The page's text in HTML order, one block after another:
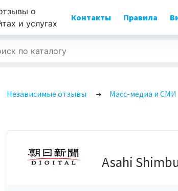
о
и услугах
Контакты Правила
Независимые отзывы Масс-медиа и СМИ
Asahi